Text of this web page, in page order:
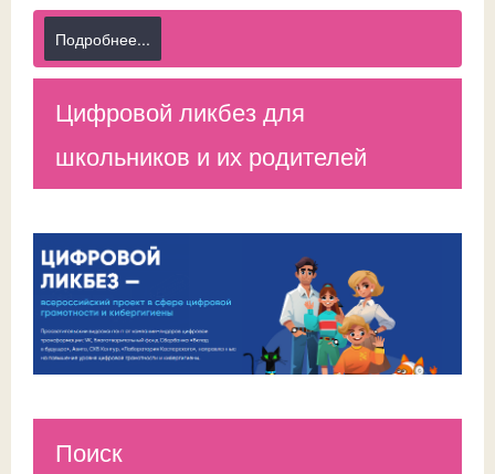
Подробнее...
Цифровой ликбез для
школьников и их родителей
Поиск